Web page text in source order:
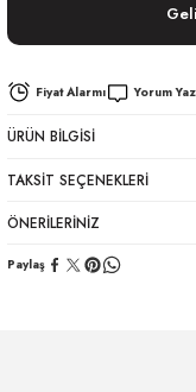
Fiyat Alarmı Yorum Yaz
ÜRÜN BILGISI
TAKSIT SEÇENEKLERI
ÖNERILERINIZ
Paylaş